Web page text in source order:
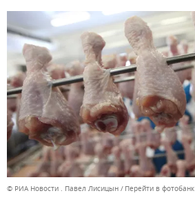
© РИА Новости . Павел Лисицын Перейти в фотобанк